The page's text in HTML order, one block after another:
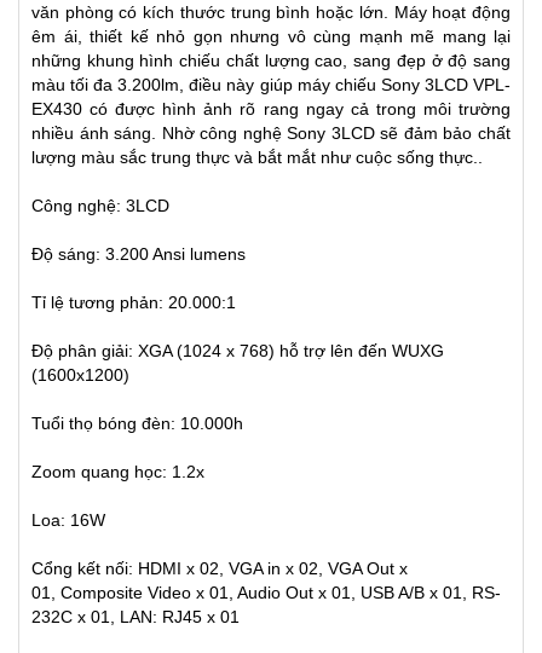
văn phòng có kích thước trung bình hoặc lớn. Máy hoạt động
êm ái, thiết kế nhỏ gọn nhưng vô cùng mạnh mẽ mang lại
những khung hình chiếu chất lượng cao, sang đẹp ở độ sang
màu tối đa 3.200lm, điều này giúp máy chiếu Sony 3LCD VPL-
EX430 có được hình ảnh rõ rang ngay cả trong môi trường
nhiều ánh sáng. Nhờ công nghệ Sony 3LCD sẽ đảm bảo chất
lượng màu sắc trung thực và bắt mắt như cuộc sống thực..
Công nghệ: 3LCD
Độ sáng: 3.200 Ansi lumens
Tỉ lệ tương phản: 20.000:1
Độ phân giải: XGA (1024 x 768) hỗ trợ lên đến WUXG
(1600x1200)
Tuổi thọ bóng đèn: 10.000h
Zoom quang học: 1.2x
Loa: 16W
Cổng kết nối: HDMI x 02, VGA in x 02, VGA Out x
01, Composite Video x 01, Audio Out x 01, USB A/B x 01, RS-
232C x 01, LAN: RJ45 x 01